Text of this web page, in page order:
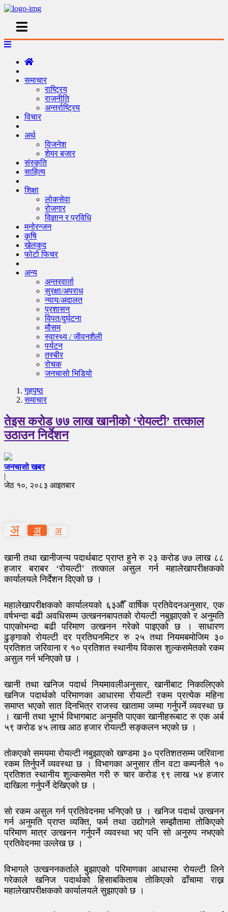
समाचार
राष्ट्रिय
राजनीति
अन्तर्राष्ट्रिय
विचार
अर्थ
विजनेश
शेयर बजार
संस्कृति
साहित्य
शिक्षा
लोकसेवा
रोजगार
विज्ञान र प्रविधि
मनोरन्जन
कृषि
खेलकुद
फोटो फिचर
अन्य
अन्तरवार्ता
सुरक्षा/अपराध
न्याय/अदालत
प्रशासन
विपत/दुर्घटना
मौसम
स्वास्थ्य / जीवनशैली
पर्यटन
तस्बीर
रोचक
जनचासो भिडियो
गृहपृष्‍ठ
समाचार
तेइस करोड ७७ लाख खानीको ‘रोयल्टी’ तत्काल
उठाउन निर्देशन
जनचासो खबर
|
जेठ १०, २०८३ आइतबार
अ अ अ
खानी तथा खानीजन्य पदार्थबाट प्राप्त हुने रु २३ करोड ७७ लाख ८८
हजार बराबर ‘रोयल्टी’ तत्काल असुल गर्न महालेखापरीक्षकको
कार्यालयले निर्देशन दिएको छ ।
महालेखापरीक्षकको कार्यालयको ६३औँ वार्षिक प्रतिवेदनअनुसार, एक
वर्षभन्दा बढी अवधिसम्म उत्खननबापतको रोयल्टी नबुझाएको र अनुमति
पाएकोभन्दा बढी परिमाण उत्खनन गरेको पाइएको छ । साधारण
ढुङ्गाको रोयल्टी दर प्रतिघनमिटर रु २५ तथा नियमबमोजिम ३०
प्रतिशत जरिवाना र १० प्रतिशत स्थानीय विकास शुल्कसमेतको रकम
असुल गर्न भनिएको छ ।
खानी तथा खनिज पदार्थ नियमावलीअनुसार, खानीबाट निकालिएको
खनिज पदार्थको परिमाणका आधारमा रोयल्टी रकम प्रत्येक महिना
समाप्त भएको सात दिनभित्र राजस्व खातामा जम्मा गर्नुपर्ने व्यवस्था छ
। खानी तथा भूगर्भ विभागबाट अनुमति पाएका खानीहरूबाट रु एक अर्ब
५९ करोड ४५ लाख आठ हजार रोयल्टी सङ्कलन भएको छ ।
तोकएको समयमा रोयल्टी नबुझाएको खण्डमा ३० प्रतिशतसम्म जरिवाना
रकम तिर्नुपर्ने व्यवस्था छ । विभागका अनुसार तीन वटा कम्पनीले १०
प्रतिशत स्थानीय शुल्कसमेत गरी रु चार करोड ९९ लाख ५४ हजार
दाखिला गर्नुपर्ने देखिएको छ ।
सो रकम असुल गर्न प्रतिवेदनमा भनिएको छ । खनिज पदार्थ उत्खनन
गर्न अनुमति प्राप्त व्यक्ति, फर्म तथा उद्योगले सम्झौतामा तोकिएको
परिमाण मात्र उत्खनन गर्नुपर्ने व्यवस्था भए पनि सो अनुरुप नभएको
प्रतिवेदनमा उल्लेख छ ।
विभागले उत्खननकर्ताले बुझाएको परिमाणका आधारमा रोयल्टी लिने
गरेकाले खनिज पदार्थको हिसाबकिताब तोकिएको ढाँचामा राख्न
महालेखापरीक्षकको कार्यालयले सुझाएको छ ।